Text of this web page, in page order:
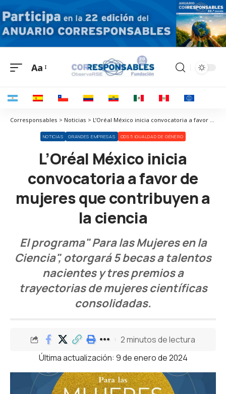
Aa
Corresponsables > Noticias > L’Oréal México inicia convocatoria a favor de mujeres que contribuyen a la ciencia
NOTICIAS GRANDES EMPRESAS ODS 5 IGUALDAD DE GÉNERO
L’Oréal México inicia
convocatoria a favor de
mujeres que contribuyen a
la ciencia
El programa" Para las Mujeres en la
Ciencia", otorgará 5 becas a talentos
nacientes y tres premios a
trayectorias de mujeres científicas
consolidadas.
Última actualización: 9 de enero de 2024
2 minutos de lectura